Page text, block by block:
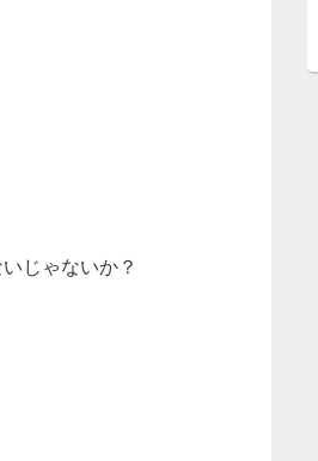
じゃないか？